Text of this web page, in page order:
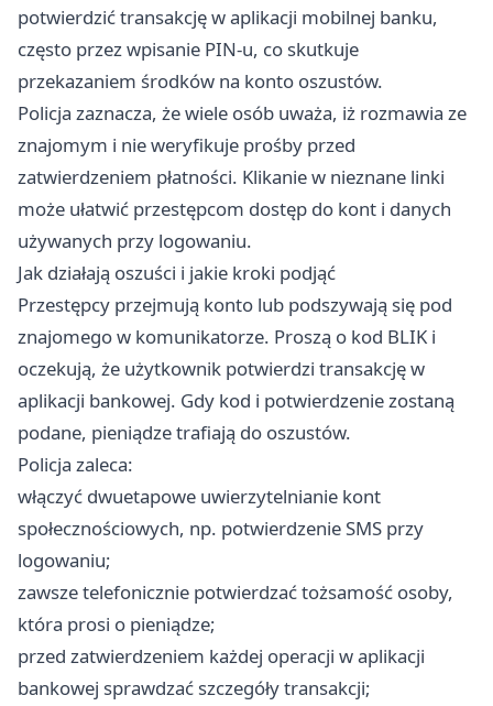
potwierdzić transakcję w aplikacji mobilnej banku,
często przez wpisanie PIN‑u, co skutkuje
przekazaniem środków na konto oszustów.
Policja zaznacza, że wiele osób uważa, iż rozmawia ze
znajomym i nie weryfikuje prośby przed
zatwierdzeniem płatności. Klikanie w nieznane linki
może ułatwić przestępcom dostęp do kont i danych
używanych przy logowaniu.
Jak działają oszuści i jakie kroki podjąć
Przestępcy przejmują konto lub podszywają się pod
znajomego w komunikatorze. Proszą o kod BLIK i
oczekują, że użytkownik potwierdzi transakcję w
aplikacji bankowej. Gdy kod i potwierdzenie zostaną
podane, pieniądze trafiają do oszustów.
Policja zaleca:
włączyć dwuetapowe uwierzytelnianie kont
społecznościowych, np. potwierdzenie SMS przy
logowaniu;
zawsze telefonicznie potwierdzać tożsamość osoby,
która prosi o pieniądze;
przed zatwierdzeniem każdej operacji w aplikacji
bankowej sprawdzać szczegóły transakcji;